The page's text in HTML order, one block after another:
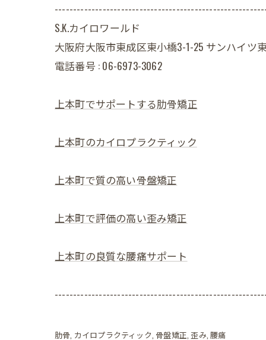
S.K.カイロワールド
大阪府大阪市東成区東小橋3-1-25 サンハイツ
電話番号 : 06-6973-3062
上本町でサポートする肋骨矯正
上本町のカイロプラクティック
上本町で質の高い骨盤矯正
上本町で評価の高い歪み矯正
上本町の良質な腰痛サポート
肋骨 カイロプラクティック 骨盤矯正 歪み 腰痛